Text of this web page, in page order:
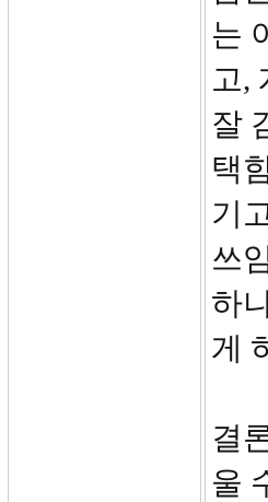
는
고,
잘
택
기
쓰
하
게
결
울